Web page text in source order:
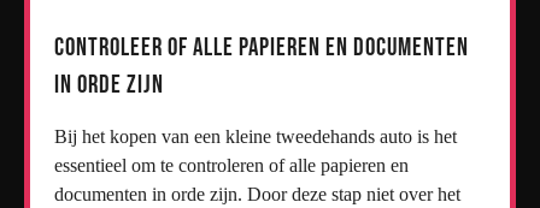
Controleer of alle papieren en documenten
in orde zijn
Bij het kopen van een kleine tweedehands auto is het
essentieel om te controleren of alle papieren en
documenten in orde zijn. Door deze stap niet over het